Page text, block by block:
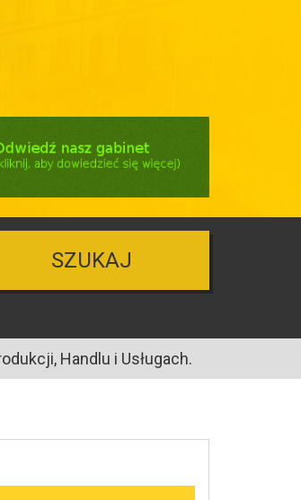
SZUKAJ
Handlu i Usługach.